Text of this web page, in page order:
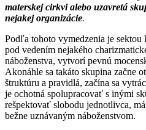
materskej cirkvi alebo uzavretá
nejakej organizácie.
Podľa tohoto vymedzenia je sektou
pod vedením nejakého
náboženstva, vytvorí pevnú
Akonáhle sa takáto skupina začne
štruktúru a pravidlá, začína sa
je ochotná spolupracovať s inými
rešpektovať slobodu jednotlivca,
bežne uznávaným náboženstvom.